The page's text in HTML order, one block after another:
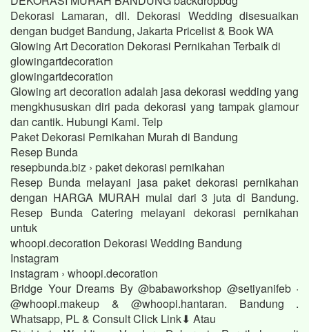
Dekorasi Lamaran, dll. Dekorasi Wedding disesuaikan
dengan budget Bandung, Jakarta Pricelist & Book WA
Glowing Art Decoration Dekorasi Pernikahan Terbaik di
glowingartdecoration
glowingartdecoration
Glowing art decoration adalah jasa dekorasi wedding yang
mengkhususkan diri pada dekorasi yang tampak glamour
dan cantik. Hubungi Kami. Telp
Paket Dekorasi Pernikahan Murah di Bandung
Resep Bunda
resepbunda.biz › paket dekorasi pernikahan
Resep Bunda melayani jasa paket dekorasi pernikahan
dengan HARGA MURAH mulai dari 3 juta di Bandung.
Resep Bunda Catering melayani dekorasi pernikahan
untuk
whoopi.decoration Dekorasi Wedding Bandung
Instagram
instagram › whoopi.decoration
Bridge Your Dreams By @babaworkshop @setiyanifeb ·
@whoopi.makeup & @whoopi.hantaran. Bandung .
Whatsapp, PL & Consult Click Link⬇ Atau